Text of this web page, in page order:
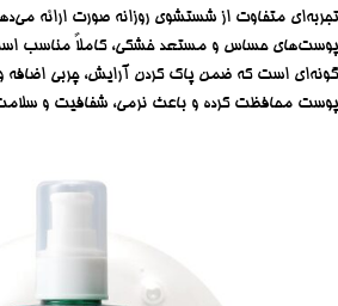
تجربه‌ای متفاوت از شستشوی روزانه صورت ارائه
پوست‌های حساس و مستعد خشکی، کاملاً مناسب
گونه‌ای است که ضمن پاک کردن آرایش، چربی اضافه
پوست محافظت کرده و باعث نرمی، شفافیت و